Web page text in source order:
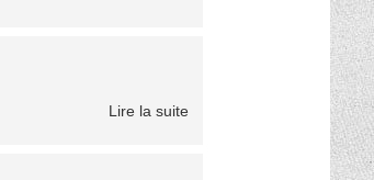
Lire la suite